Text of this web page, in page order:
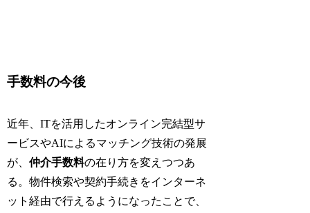
手数料の今後
近年、ITを活用したオンライン完結型サ
ービスやAIによるマッチング技術の発展
が、仲介手数料の在り方を変えつつあ
る。物件検索や契約手続きをインターネ
ット経由で行えるようになったことで、